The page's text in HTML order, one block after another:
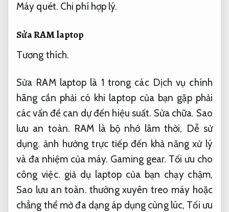
Máy quét. Chi phí hợp lý.
Sửa RAM laptop
Tương thích.
Sửa RAM laptop là 1 trong các Dịch vụ chính
hãng cần phải có khi laptop của bạn gặp phải
các vấn đề can dự đến hiệu suất. Sửa chữa. Sao
lưu an toàn. RAM là bộ nhớ lâm thời, Dễ sử
dụng. ảnh hưởng trực tiếp đến khả năng xử lý
và đa nhiệm của máy. Gaming gear. Tối ưu cho
công việc. giả dụ laptop của bạn chạy chậm,
Sao lưu an toàn. thường xuyên treo máy hoặc
chẳng thể mở đa dạng áp dụng cùng lúc, Tối ưu